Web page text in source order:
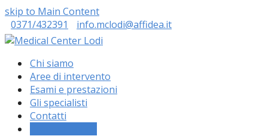
skip to Main Content
0371/432391
info.mclodi@affidea.it
Chi siamo
Aree di intervento
Esami e prestazioni
Gli specialisti
Contatti